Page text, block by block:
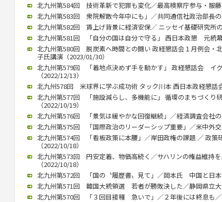
北九州第584回 技術革新で犯罪も変化／最高検察庁参与・服
北九州第583回 衆院解散今年中にも」／共同通信社政治部長
北九州第582回 賃上げ背景に経済安保／ ニッセイ基礎研究所
北九州第581回 「自分の国は自分で守る」 西日本政懇 元統
北九州第580回 脱炭素へ時間との闘い 政経懇話会１月例会・
子氏講演（2023/01/30）
北九州第579回 「着地点決めず手を動かす」 政経懇話会 イ
（2022/12/13）
北九州578回 米球界に学ぶ成功術 タック川本 西日本政経懇話
北九州第577回 「施設減らし、多機能に」 循環のまちづくり
（2022/10/19）
北九州第576回 「景気は緩やかな回復継続」／経済調査会社
北九州第575回 「国際政治のリーダーシップ重要」／米中外
北九州第574回 「看板政策に本腰」／岸田政権の課題 ／ 政策
（2022/10/18）
北九州第573回 円安定着、物価高続く／サハリンの権益維持
（2022/10/18）
北九州第572回 「国の〝履歴書〟見て」／岡本氏 中国と日
北九州第571回 韓国大統領選 若者が勝敗決した／静岡県立
北九州第570回 「３回目接種 急いで」／２年後には終息も